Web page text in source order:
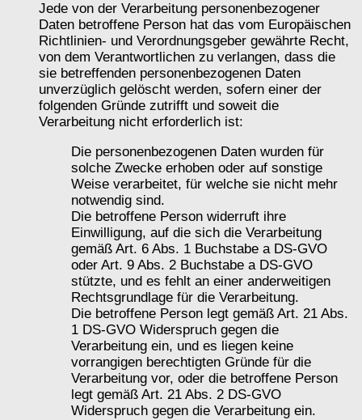
Jede von der Verarbeitung personenbezogener
Daten betroffene Person hat das vom Europäischen
Richtlinien- und Verordnungsgeber gewährte Recht,
von dem Verantwortlichen zu verlangen, dass die
sie betreffenden personenbezogenen Daten
unverzüglich gelöscht werden, sofern einer der
folgenden Gründe zutrifft und soweit die
Verarbeitung nicht erforderlich ist:
Die personenbezogenen Daten wurden für
solche Zwecke erhoben oder auf sonstige
Weise verarbeitet, für welche sie nicht mehr
notwendig sind.
Die betroffene Person widerruft ihre
Einwilligung, auf die sich die Verarbeitung
gemäß Art. 6 Abs. 1 Buchstabe a DS-GVO
oder Art. 9 Abs. 2 Buchstabe a DS-GVO
stützte, und es fehlt an einer anderweitigen
Rechtsgrundlage für die Verarbeitung.
Die betroffene Person legt gemäß Art. 21 Abs.
1 DS-GVO Widerspruch gegen die
Verarbeitung ein, und es liegen keine
vorrangigen berechtigten Gründe für die
Verarbeitung vor, oder die betroffene Person
legt gemäß Art. 21 Abs. 2 DS-GVO
Widerspruch gegen die Verarbeitung ein.